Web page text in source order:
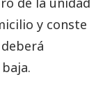
y conste